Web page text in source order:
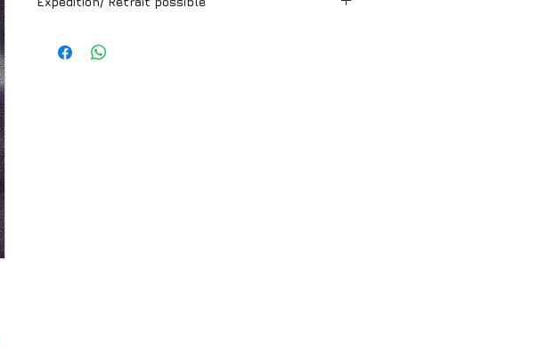
ARTICLE DISPONIBLE EN EXPEDITION++++